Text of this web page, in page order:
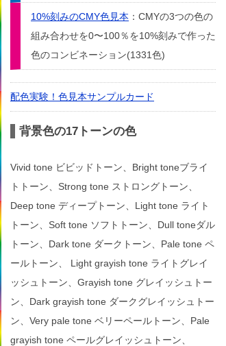
10%刻みのCMY色見本 ：CMYの3つの色の
組み合わせを0〜100％を10%刻みで作った
色のコンビネーション(1331色)
配色実験！色見本サンプルカード
背景色の17トーンの色
Vivid tone ビビッドトーン、Bright toneブライ
トトーン、Strong tone ストロングトーン、
Deep tone ディープトーン、Light tone ライト
トーン、Soft tone ソフトトーン、Dull toneダル
トーン、Dark tone ダークトーン、Pale tone ペ
ールトーン、 Light grayish tone ライトグレイ
ッシュトーン、Grayish tone グレイッシュトー
ン、Dark grayish tone ダークグレイッシュトー
ン、Very pale tone ベリーペールトーン、Pale
grayish tone ペールグレイッシュトーン、